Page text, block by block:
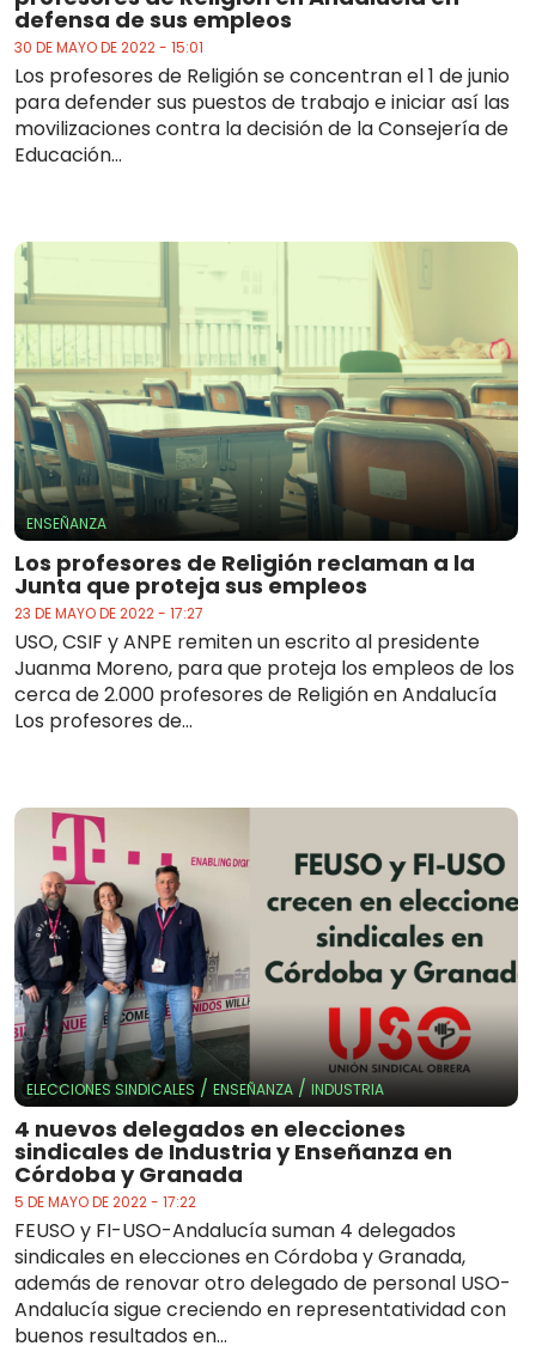
defensa de sus empleos
30 DE MAYO DE 2022 - 15:01
Los profesores de Religión se concentran el 1 de junio
para defender sus puestos de trabajo e iniciar así las
movilizaciones contra la decisión de la Consejería de
Educación...
ENSEÑANZA
Los profesores de Religión reclaman a la
Junta que proteja sus empleos
23 DE MAYO DE 2022 - 17:27
USO, CSIF y ANPE remiten un escrito al presidente
Juanma Moreno, para que proteja los empleos de los
cerca de 2.000 profesores de Religión en Andalucía
Los profesores de...
ELECCIONES SINDICALES / ENSEÑANZA / INDUSTRIA
4 nuevos delegados en elecciones
sindicales de Industria y Enseñanza en
Córdoba y Granada
5 DE MAYO DE 2022 - 17:22
FEUSO y FI-USO-Andalucía suman 4 delegados
sindicales en elecciones en Córdoba y Granada,
además de renovar otro delegado de personal USO-
Andalucía sigue creciendo en representatividad con
buenos resultados en...